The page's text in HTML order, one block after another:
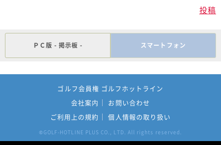
投稿
ＰＣ版 - 掲示板 - スマートフォン
ゴルフ会員権 ゴルフホットライン
会社案内
お問い合わせ
ご利用上の規約
個人情報の取り扱い
© GOLF-HOTLINE PLUS CO., LTD. All rights reserved.